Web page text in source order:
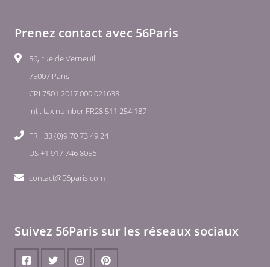
Prenez contact avec 56Paris
56, rue de Verneuil
75007 Paris
CPI 7501 2017 000 021638
Intl. tax number FR28 511 254 187
FR +33 (0)9 70 73 49 24
US +1 917 746 8056
contact@56paris.com
Suivez 56Paris sur les réseaux sociaux